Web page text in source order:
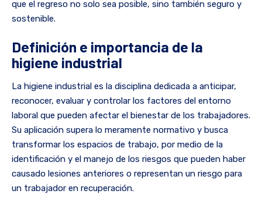
que el regreso no solo sea posible, sino también seguro y
sostenible.
Definición e importancia de la
higiene industrial
La higiene industrial es la disciplina dedicada a anticipar,
reconocer, evaluar y controlar los factores del entorno
laboral que pueden afectar el bienestar de los trabajadores.
Su aplicación supera lo meramente normativo y busca
transformar los espacios de trabajo, por medio de la
identificación y el manejo de los riesgos que pueden haber
causado lesiones anteriores o representan un riesgo para
un trabajador en recuperación.